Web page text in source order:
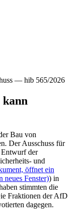
— hib 565/2026
Bau von
Der Ausschuss für
der
und
öffnet ein
neues Fenster)) in
stimmten die
Fraktionen der AfD
dagegen.